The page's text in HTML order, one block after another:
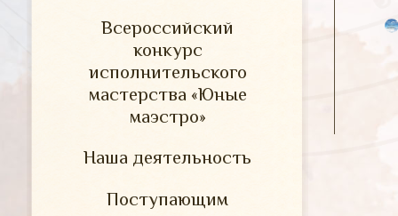
Всероссийский
конкурс
исполнительского
мастерства «Юные
маэстро»
Наша деятельность
Поступающим